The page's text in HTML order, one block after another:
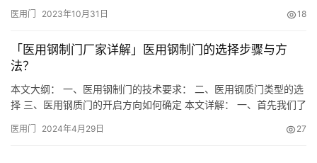
外形结构上的合理与美观，采用了经高压制成的复合防护板以及多
活。下面，就为大家详细的介绍几种不同型号防射线医用门的安装
和施工要求。…
医用门 2023年10月31日 18
「医用钢制门厂家详解」医用钢制门的选择步骤与方
法？
本文大纲： 一、医用钢制门的技术要求： 二、医用钢质门类型的选
择 三、医用钢质门的开启方向如何确定 本文详解： 一、首先我们了
们要确认门框的钢板厚度，目前市场上标准的医用钢质门门框钢板
医用门 2024年4月29日 27